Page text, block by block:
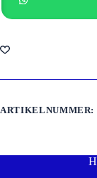
Mtr.
NP
ARTIKELNUMMER: